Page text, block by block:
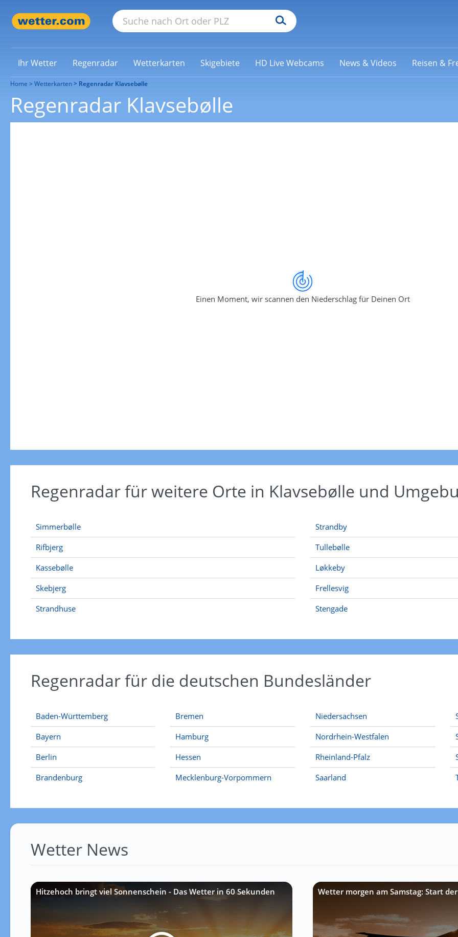
Ihr Wetter Regenradar Wetterkarten Skigebiete HD Live Webcams News & Videos Reisen &
Home Wetterkarten Regenradar Klavsebølle
Regenradar Klavsebølle
Einen Moment, wir scannen den Niederschlag für Deinen Ort
Regenradar für weitere Orte in Klavsebølle und
Simmerbølle
Rifbjerg
Kassebølle
Skebjerg
Strandhuse
Strandby
Tullebølle
Løkkeby
Frellesvig
Stengade
Regenradar für die deutschen Bundesländer
Baden-Württemberg
Bayern
Berlin
Brandenburg
Bremen
Hamburg
Hessen
Mecklenburg-Vorpommern
Niedersachsen
Nordrhein-Westfalen
Rheinland-Pfalz
Saarland
Wetter News
Hitzehoch bringt viel Sonnenschein - Das Wetter in 60 Sekunden Wetter morgen am Samstag: Start